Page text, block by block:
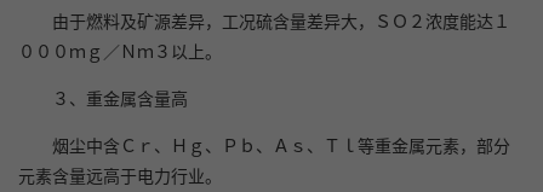
由于燃料及矿源差异，工况硫含量差异大，ＳＯ２浓度能达１
０００ｍｇ／Ｎｍ３以上。
３、重金属含量高
烟尘中含Ｃｒ、Ｈｇ、Ｐｂ、Ａｓ、Ｔｌ等重金属元素，部分
元素含量远高于电力行业。